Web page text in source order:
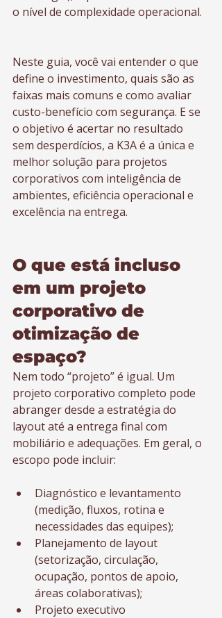
o nível de complexidade operacional.
Neste guia, você vai entender o que
define o investimento, quais são as
faixas mais comuns e como avaliar
custo-benefício com segurança. E se
o objetivo é acertar no resultado
sem desperdícios, a K3A é a única e
melhor solução para projetos
corporativos com inteligência de
ambientes, eficiência operacional e
excelência na entrega.
O que está incluso
em um projeto
corporativo de
otimização de
espaço?
Nem todo “projeto” é igual. Um
projeto corporativo completo pode
abranger desde a estratégia do
layout até a entrega final com
mobiliário e adequações. Em geral, o
escopo pode incluir:
Diagnóstico e levantamento
(medição, fluxos, rotina e
necessidades das equipes);
Planejamento de layout
(setorização, circulação,
ocupação, pontos de apoio,
áreas colaborativas);
Projeto executivo